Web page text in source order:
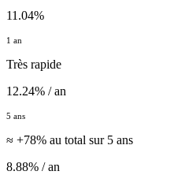
11.04%
1 an
Très rapide
12.24% / an
5 ans
≈ +78% au total sur 5 ans
8.88% / an